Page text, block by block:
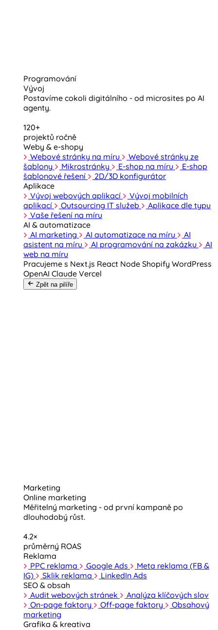
Programování
Vývoj
Postavíme cokoli digitálního - od microsites po AI
agenty.
120+
projektů ročně
Weby & e-shopy
Webové stránky na míru
Webové stránky ze
šablony
Mikrostránky E-shop na míru
E-shop
šablonové řešení
2D/3D konfigurátor
Aplikace
Vývoj webových aplikací
Vývoj mobilních
aplikací
Outsourcing IT služeb
Aplikace dle typu
Vaše řešení na míru
AI & automatizace
AI marketing
AI automatizace na míru
AI
asistent na míru
AI programování na zakázku
AI
web na míru
Pracujeme s Next.js React Node Shopify WordPress
OpenAI Claude Vercel
Zpět na pilíře
Marketing
Online marketing
Měřitelný marketing - od první kampaně po
dlouhodobý růst.
4.2×
průměrný ROAS
Reklama
PPC reklama
Google Ads
Meta reklama (FB &
IG)
Sklik reklama
LinkedIn Ads
SEO & obsah
Audit webových stránek
Analýza klíčových slov
On-page faktory
Off-page faktory
Obsahový
marketing
Grafika & kreativa